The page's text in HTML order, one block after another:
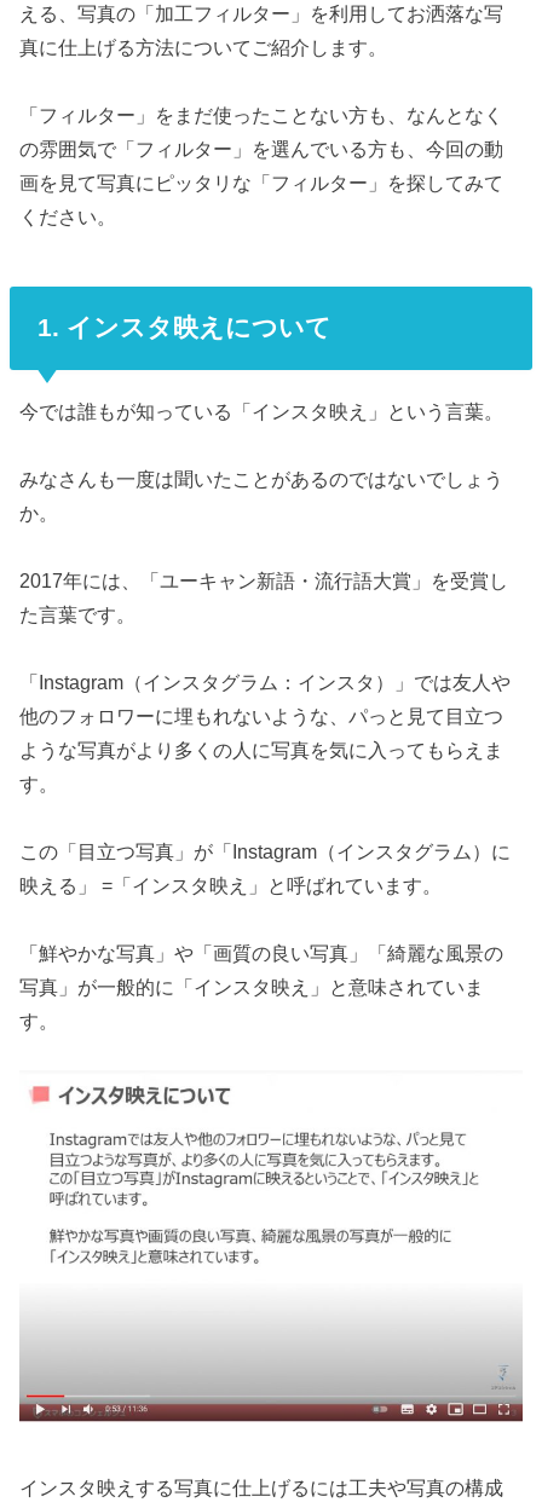
える、写真の「加工フィルター」を利用してお洒落な写
真に仕上げる方法についてご紹介します。
「フィルター」をまだ使ったことない方も、なんとなく
の雰囲気で「フィルター」を選んでいる方も、今回の動
画を見て写真にピッタリな「フィルター」を探してみて
ください。
1. インスタ映えについて
今では誰もが知っている「インスタ映え」という言葉。
みなさんも一度は聞いたことがあるのではないでしょう
か。
2017年には、「ユーキャン新語・流行語大賞」を受賞し
た言葉です。
「Instagram（インスタグラム：インスタ）」では友人や
他のフォロワーに埋もれないような、パっと見て目立つ
ような写真がより多くの人に写真を気に入ってもらえま
す。
この「目立つ写真」が「Instagram（インスタグラム）に
映える」 =「インスタ映え」と呼ばれています。
「鮮やかな写真」や「画質の良い写真」「綺麗な風景の
写真」が一般的に「インスタ映え」と意味されていま
す。
インスタ映えする写真に仕上げるには工夫や写真の構成